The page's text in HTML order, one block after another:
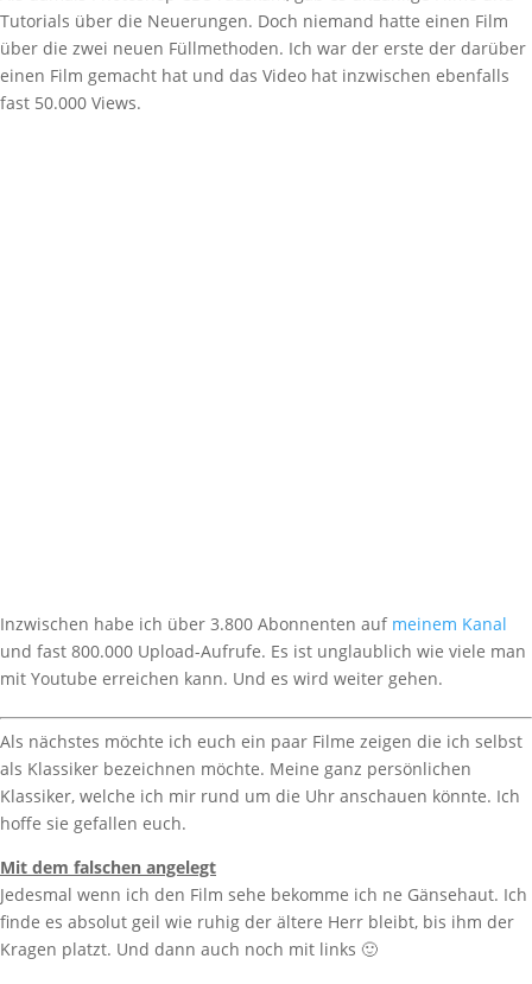
Tutorials über die Neuerungen. Doch niemand hatte einen Film
über die zwei neuen Füllmethoden. Ich war der erste der darüber
einen Film gemacht hat und das Video hat inzwischen ebenfalls
fast 50.000 Views.
Inzwischen habe ich über 3.800 Abonnenten auf meinem Kanal
und fast 800.000 Upload-Aufrufe. Es ist unglaublich wie viele man
mit Youtube erreichen kann. Und es wird weiter gehen.
Als nächstes möchte ich euch ein paar Filme zeigen die ich selbst
als Klassiker bezeichnen möchte. Meine ganz persönlichen
Klassiker, welche ich mir rund um die Uhr anschauen könnte. Ich
hoffe sie gefallen euch.
Mit dem falschen angelegt
Jedesmal wenn ich den Film sehe bekomme ich ne Gänsehaut. Ich
finde es absolut geil wie ruhig der ältere Herr bleibt, bis ihm der
Kragen platzt. Und dann auch noch mit links 🙂